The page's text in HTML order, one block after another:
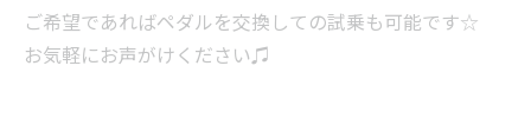
ご希望であればペダルを交換しての試乗も可能です☆
お気軽にお声がけください♫